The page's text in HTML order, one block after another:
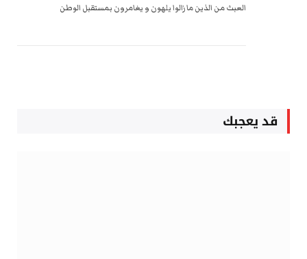
العبث من الذين ما زالوا يلهون و يغامرون بمستقبل الوطن
قد يعجبك